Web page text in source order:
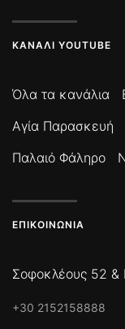
ΚΑΝΆΛΙ YOUTUBE
Όλα τα κανάλια
Αγία Παρασκευή
Παλαιό Φάληρο
ΕΠΙΚΟΙΝΩΝΊΑ
Σοφοκλέους 52
+30 2152158888